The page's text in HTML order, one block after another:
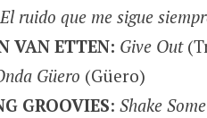
El ruido que me sigue
VAN ETTEN: Give Out
Güero (Güero)
GROOVIES: Shake